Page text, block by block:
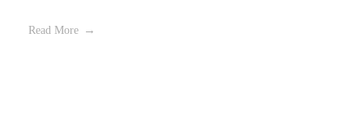
Read More